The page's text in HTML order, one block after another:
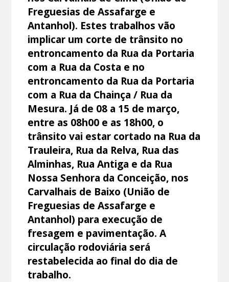
Freguesias de Assafarge e
Antanhol). Estes trabalhos vão
implicar um corte de trânsito no
entroncamento da Rua da Portaria
com a Rua da Costa e no
entroncamento da Rua da Portaria
com a Rua da Chainça / Rua da
Mesura. Já de 08 a 15 de março,
entre as 08h00 e as 18h00, o
trânsito vai estar cortado na Rua da
Trauleira, Rua da Relva, Rua das
Alminhas, Rua Antiga e da Rua
Nossa Senhora da Conceição, nos
Carvalhais de Baixo (União de
Freguesias de Assafarge e
Antanhol) para execução de
fresagem e pavimentação. A
circulação rodoviária será
restabelecida ao final do dia de
trabalho.